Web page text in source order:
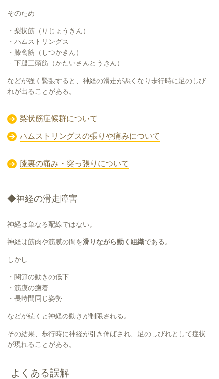
そのため
・梨状筋（りじょうきん）
・ハムストリングス
・膝窩筋（しつかきん）
・下腿三頭筋（かたいさんとうきん）
などが強く緊張すると、神経の滑走が悪くなり歩行時に足のしび
れが出ることがある。
梨状筋症候群について
ハムストリングスの張りや痛みについて
膝裏の痛み・突っ張りについて
◆神経の滑走障害
神経は単なる配線ではない。
神経は筋肉や筋膜の間を滑りながら動く組織である。
しかし
・関節の動きの低下
・筋膜の癒着
・長時間同じ姿勢
などが続くと神経の動きが制限される。
その結果、歩行時に神経が引き伸ばされ、足のしびれとして症状
が現れることがある。
よくある誤解